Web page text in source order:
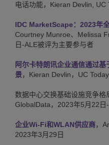
电话功能，Kieran Devlin, UC
IDC MarketScape：2023年
Courtney Munroe、Melissa
日-ALE被评为主要参与者
阿尔卡特朗讯企业通信通过
景，Kieran Devlin，UC
数据中心交换基础设施竞争格
GlobalData，2023年5月22日
企业Wi-Fi和WLAN供应商，
2023年3月29日